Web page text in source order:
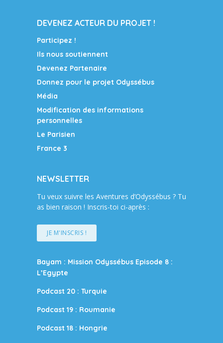
DEVENEZ ACTEUR DU PROJET !
Participez !
Ils nous soutiennent
Devenez Partenaire
Donnez pour le projet Odyssébus
Média
Modification des informations
personnelles
Le Parisien
France 3
NEWSLETTER
Tu veux suivre les Aventures d’Odyssébus ? Tu
as bien raison ! Inscris-toi ci-après :
JE M'INSCRIS !
Bayam : Mission Odyssébus Episode 8 :
L’Egypte
Podcast 20 : Turquie
Podcast 19 : Roumanie
Podcast 18 : Hongrie